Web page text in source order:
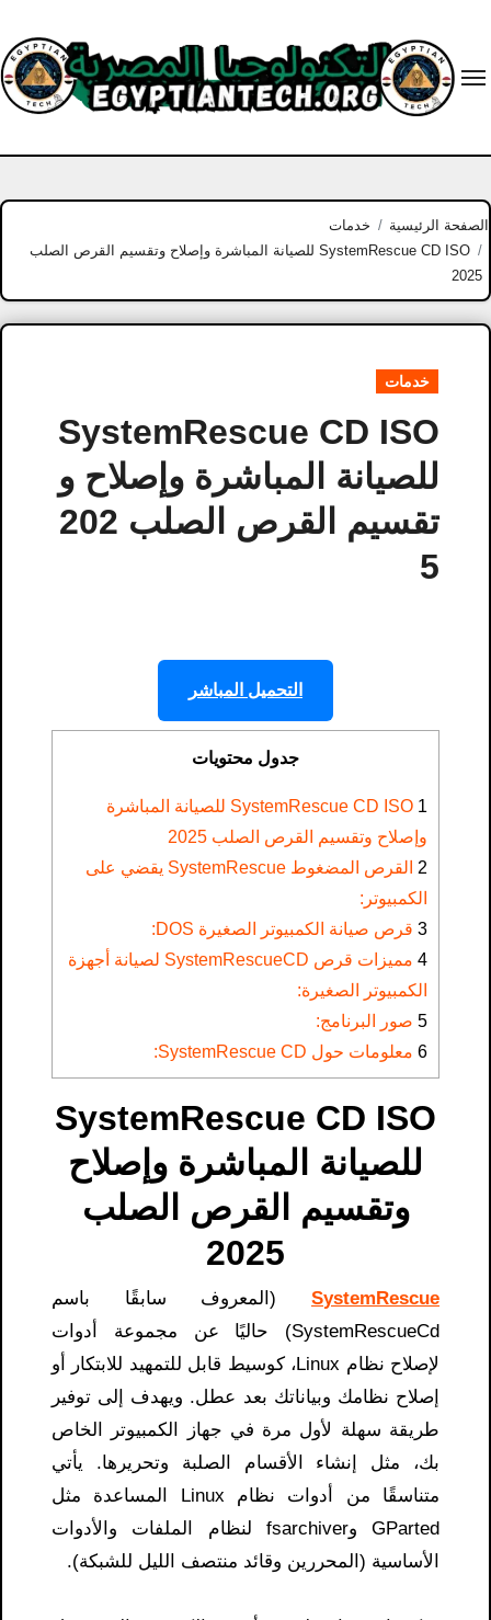
content
الصفحة الرئيسية
خدمات
SystemRescue CD ISO للصيانة المباشرة وإصلاح وتقسيم القرص الصلب
2025
خدمات
SystemRescue CD ISO
للصيانة المباشرة وإصلاح و
تقسيم القرص الصلب 202
5
التحميل المباشر
جدول محتويات
1
SystemRescue CD ISO للصيانة المباشرة
وإصلاح وتقسيم القرص الصلب 2025
2
القرص المضغوط SystemRescue يقضي على
الكمبيوتر:
3 قرص صيانة الكمبيوتر الصغيرة DOS:
4
مميزات قرص SystemRescueCD لصيانة أجهزة
الكمبيوتر الصغيرة:
5 صور البرنامج:
6 معلومات حول SystemRescue CD:
SystemRescue CD ISO
للصيانة المباشرة وإصلاح
وتقسيم القرص الصلب
2025
SystemRescue
(المعروف سابقًا باسم
SystemRescueCd) حاليًا عن مجموعة أدوات
لإصلاح نظام Linux، كوسيط قابل للتمهيد للابتكار أو
إصلاح نظامك وبياناتك بعد عطل. ويهدف إلى توفير
طريقة سهلة لأول مرة في جهاز الكمبيوتر الخاص
بك، مثل إنشاء الأقسام الصلبة وتحريرها. يأتي
متناسقًا من أدوات نظام Linux المساعدة مثل
GParted وfsarchiver لنظام الملفات والأدوات
الأساسية (المحررين وقائد منتصف الليل للشبكة).